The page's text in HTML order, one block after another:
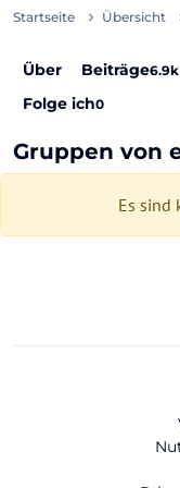
Startseite Übersicht
Über Beiträge6.9k
Folge ich0
Gruppen von
Es sind